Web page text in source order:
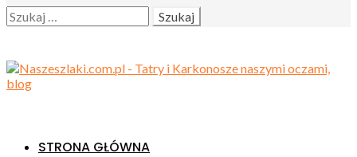
SEARCH
SZUKAJ:
STRONA GŁÓWNA